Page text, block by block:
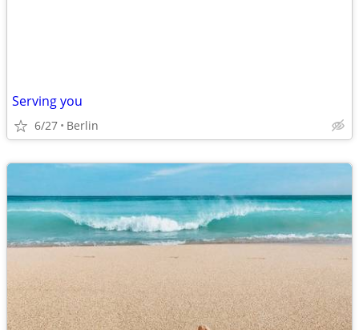
Serving you
6/27 Berlin